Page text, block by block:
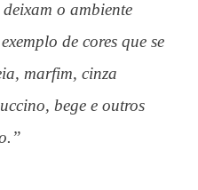
o ambiente
de cores que se
marfim, cinza
bege e outros